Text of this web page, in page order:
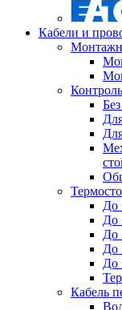
Кабели и
До
До
До
До
До
Кабель